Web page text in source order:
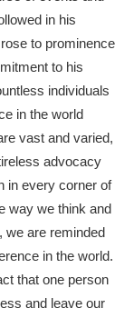
in his
to prominence
to his
individuals
in the world
vast and varied,
advocacy
in every corner of
way we think and
we are reminded
in the world.
that one person
and leave our